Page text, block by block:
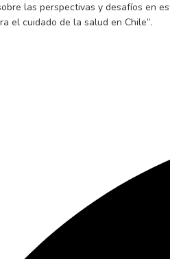
las perspectivas y desafíos en
el cuidado de la salud en Chile”.